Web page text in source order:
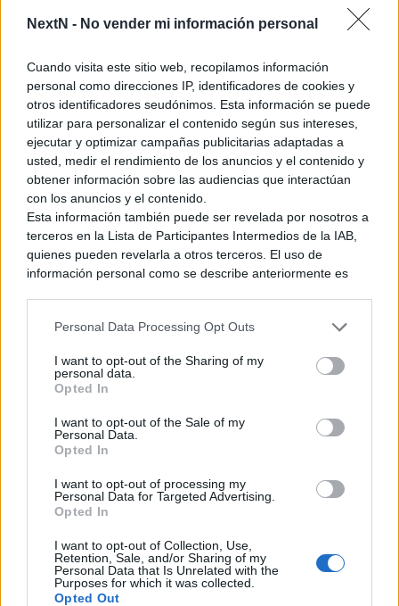
NextN - No vender mi información personal
Cuando visita este sitio web, recopilamos información
personal como direcciones IP, identificadores de cookies y
otros identificadores seudónimos. Esta información se puede
utilizar para personalizar el contenido según sus intereses,
ejecutar y optimizar campañas publicitarias adaptadas a
usted, medir el rendimiento de los anuncios y el contenido y
obtener información sobre las audiencias que interactúan
con los anuncios y el contenido.
Esta información también puede ser revelada por nosotros a
terceros en la Lista de Participantes Intermedios de la IAB,
quienes pueden revelarla a otros terceros. El uso de
información personal como se describe anteriormente es
generamos contenido relevante para nuestra audiencia.
recopilación y uso de datos en nuestra Política de
Privacidad.
terceros por nuestra parte, utilice la siguiente opción de
exclusión y confirme su selección. Tenga en cuenta que
después de que se procese su solicitud de exclusión, es
posible que continúe viendo anuncios basados en intereses
basados en la información personal utilizada por nosotros o
en información personal divulgada a terceros antes de su
Puede optar por no participar en la divulgación adicional de
su información personal por parte de terceros en la Lista de
participantes intermedios de la IAB.
Personal Data Processing Opt Outs
I want to opt-out of the Sharing of my
personal data.
Opted In
I want to opt-out of the Sale of my
Personal Data.
Opted In
I want to opt-out of processing my
Personal Data for Targeted Advertising.
Opted In
I want to opt-out of Collection, Use,
Retention, Sale, and/or Sharing of my
Personal Data that Is Unrelated with the
Purposes for which it was collected.
Opted Out
Hacerse con la victoria no tiene misterio, cada desafío
que los completemos, alzándose con la victoria quien
obtenga la mayor cantidad de puntos posibles. Si sentimos
que algo se nos está haciendo muy cuesta arriba podemos
simplemente rendirnos, aunque esto no nos dará puntos
(recuerdo un nivel Ice Climbers especialmente complicado
para mi). Yo soy más de disfrutar en solitario, pero he de
admitir que me lo he pasado bastante bien compitiendo
contra otros.